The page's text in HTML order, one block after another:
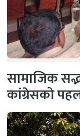
सामाजिक
कांग्रेसको